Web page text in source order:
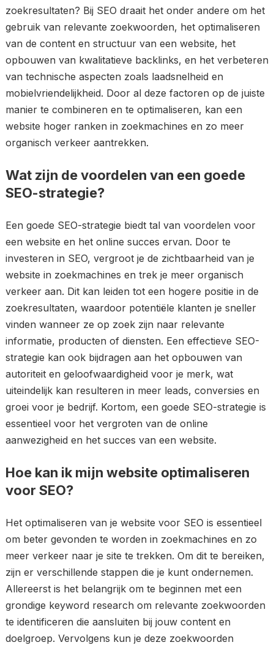
zoekresultaten? Bij SEO draait het onder andere om het
gebruik van relevante zoekwoorden, het optimaliseren
van de content en structuur van een website, het
opbouwen van kwalitatieve backlinks, en het verbeteren
van technische aspecten zoals laadsnelheid en
mobielvriendelijkheid. Door al deze factoren op de juiste
manier te combineren en te optimaliseren, kan een
website hoger ranken in zoekmachines en zo meer
organisch verkeer aantrekken.
Wat zijn de voordelen van een goede
SEO-strategie?
Een goede SEO-strategie biedt tal van voordelen voor
een website en het online succes ervan. Door te
investeren in SEO, vergroot je de zichtbaarheid van je
website in zoekmachines en trek je meer organisch
verkeer aan. Dit kan leiden tot een hogere positie in de
zoekresultaten, waardoor potentiële klanten je sneller
vinden wanneer ze op zoek zijn naar relevante
informatie, producten of diensten. Een effectieve SEO-
strategie kan ook bijdragen aan het opbouwen van
autoriteit en geloofwaardigheid voor je merk, wat
uiteindelijk kan resulteren in meer leads, conversies en
groei voor je bedrijf. Kortom, een goede SEO-strategie is
essentieel voor het vergroten van de online
aanwezigheid en het succes van een website.
Hoe kan ik mijn website optimaliseren
voor SEO?
Het optimaliseren van je website voor SEO is essentieel
om beter gevonden te worden in zoekmachines en zo
meer verkeer naar je site te trekken. Om dit te bereiken,
zijn er verschillende stappen die je kunt ondernemen.
Allereerst is het belangrijk om te beginnen met een
grondige keyword research om relevante zoekwoorden
te identificeren die aansluiten bij jouw content en
doelgroep. Vervolgens kun je deze zoekwoorden